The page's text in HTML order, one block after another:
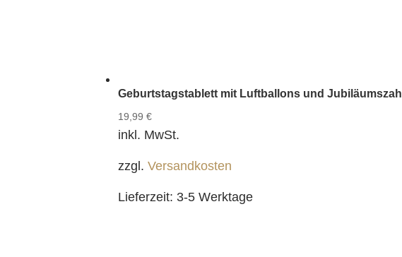
Geburtstagstablett mit Luftballons und Jubiläumszahl
19,99€
inkl. MwSt.
zzgl.Versandkosten
Lieferzeit: 3-5 Werktage